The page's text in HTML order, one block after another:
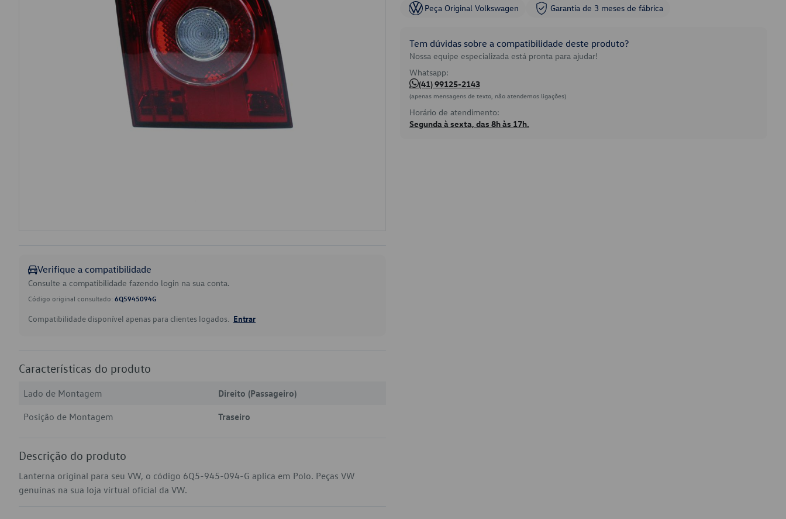
Verifique a compatibilidade
Consulte a compatibilidade fazendo login na sua conta.
Código original consultado: 6Q5945094G
Compatibilidade disponível apenas para clientes logados. Entrar
Características do produto
Lado de Montagem
Direito (Passageiro)
Posição de Montagem
Traseiro
Descrição do produto
Lanterna original para seu VW, o código 6Q5-945-094-G aplica em Polo. Peças VW
genuínas na sua loja virtual oficial da VW.
Peça Original Volkswagen Garantia de 3 meses de fábrica
Tem dúvidas sobre a compatibilidade deste produto?
Nossa equipe especializada está pronta para ajudar!
Whatsapp:
(41) 99125-2143
(apenas mensagens de texto, não atendemos ligações)
Horário de atendimento:
Segunda à sexta, das 8h às 17h.